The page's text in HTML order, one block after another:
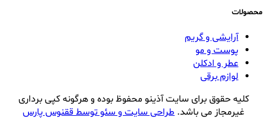
محصولات
آرایشی و گریم
پوست و مو
عطر و ادکلن
لوازم برقی
کلیه حقوق برای سایت آذینو محفوظ بوده و هرگونه کپی برداری
غیرمجاز می باشد. طراحی سایت و سئو توسط ققنوس پارس